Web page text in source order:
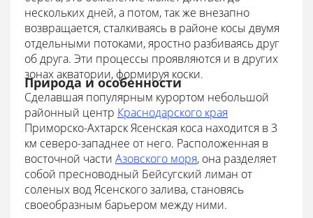
нескольких дней, а потом, так же внезапно
возвращается, сталкиваясь в районе косы двумя
отдельными потоками, яростно разбиваясь друг
об друга. Эти процессы проявляются и в других
зонах акватории, формируя коски.
Природа и особенности
Сделавшая популярным курортом небольшой
районный центр Краснодарского края
Приморско-Ахтарск Ясенская коса находится в 3
км северо-западнее от него. Расположенная в
восточной части Азовского моря, она разделяет
собой пресноводный Бейсугский лиман от
соленых вод Ясенского залива, становясь
своеобразным барьером между ними.